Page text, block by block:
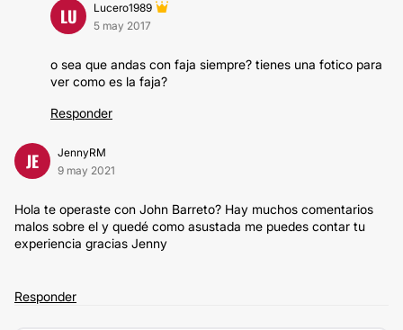
LU
Lucero1989
5 may 2017
o sea que andas con faja siempre? tienes una fotico para
ver como es la faja?
Responder
JE
JennyRM
9 may 2021
Hola te operaste con John Barreto? Hay muchos comentarios
malos sobre el y quedé como asustada me puedes contar tu
experiencia gracias Jenny
Responder